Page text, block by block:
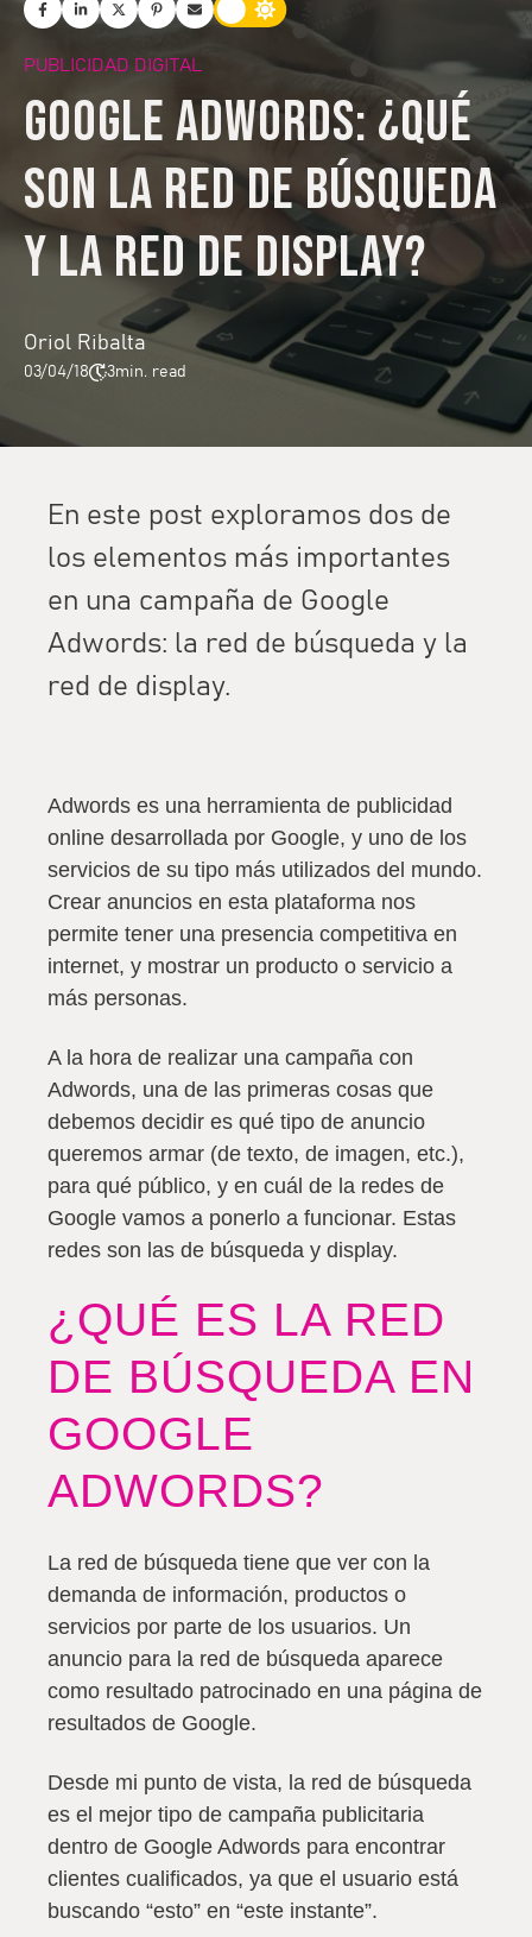
PUBLICIDAD DIGITAL
Google Adwords: ¿qué
son la red de búsqueda
y la red de display?
Oriol Ribalta
03/04/18 3min. read
En este post exploramos dos de
los elementos más importantes
en una campaña de Google
Adwords: la red de búsqueda y la
red de display.
Adwords es una herramienta de publicidad
online desarrollada por Google, y uno de los
servicios de su tipo más utilizados del mundo.
Crear anuncios en esta plataforma nos
permite tener una presencia competitiva en
internet, y mostrar un producto o servicio a
más personas.
A la hora de realizar una campaña con
Adwords, una de las primeras cosas que
debemos decidir es qué tipo de anuncio
queremos armar (de texto, de imagen, etc.),
para qué público, y en cuál de la redes de
Google vamos a ponerlo a funcionar. Estas
redes son las de búsqueda y display.
¿QUÉ ES LA RED
DE BÚSQUEDA EN
GOOGLE
ADWORDS?
La red de búsqueda tiene que ver con la
demanda de información, productos o
servicios por parte de los usuarios. Un
anuncio para la red de búsqueda aparece
como resultado patrocinado en una página de
resultados de Google.
Desde mi punto de vista, la red de búsqueda
es el mejor tipo de campaña publicitaria
dentro de Google Adwords para encontrar
clientes cualificados, ya que el usuario está
buscando “esto” en “este instante”.